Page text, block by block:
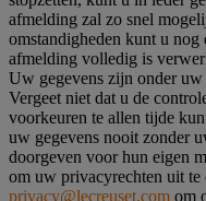
afmelding zal zo snel
omstandigheden kunt u nog
afmelding volledig is
Uw gegevens zijn onder
Vergeet niet dat u de
voorkeuren te allen tijde
uw gegevens nooit zonder
doorgeven voor hun eigen
om uw privacyrechten uit te
privacy@lecreuset.com om